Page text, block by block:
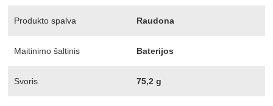
Produkto spalva Raudona
Maitinimo šaltinis Baterijos
Svoris 75,2 g